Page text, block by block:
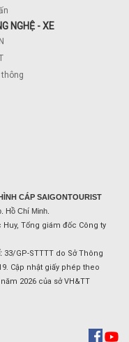
NGHỆ - XE
thông
CÁP SAIGONTOURIST
Hồ Chí Minh.
Huy, Tổng giám đốc Công ty
33/GP-STTTT do Sở Thông
Cập nhật giấy phép theo
2026 của sở VH&TT